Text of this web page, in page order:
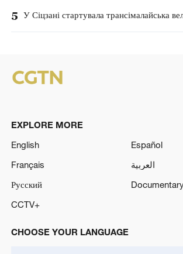
5 У Сіцзані стартувала трансімалайська
EXPLORE MORE
English
Español
Français
العربية
Русский
CCTV+
CHOOSE YOUR LANGUAGE